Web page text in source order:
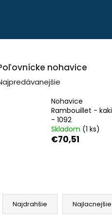
nohavice
Nohavice
Rambouillet - kaki
- 1092
Skladom (1 ks)
€70,51
Najdrahšie Najlacnejšie
Odporúčame
POHONU RHINO - PHPN004
€112,30